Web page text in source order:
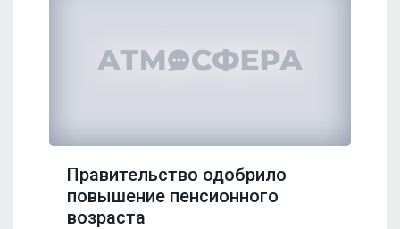
Правительство одобрило
повышение пенсионного
возраста